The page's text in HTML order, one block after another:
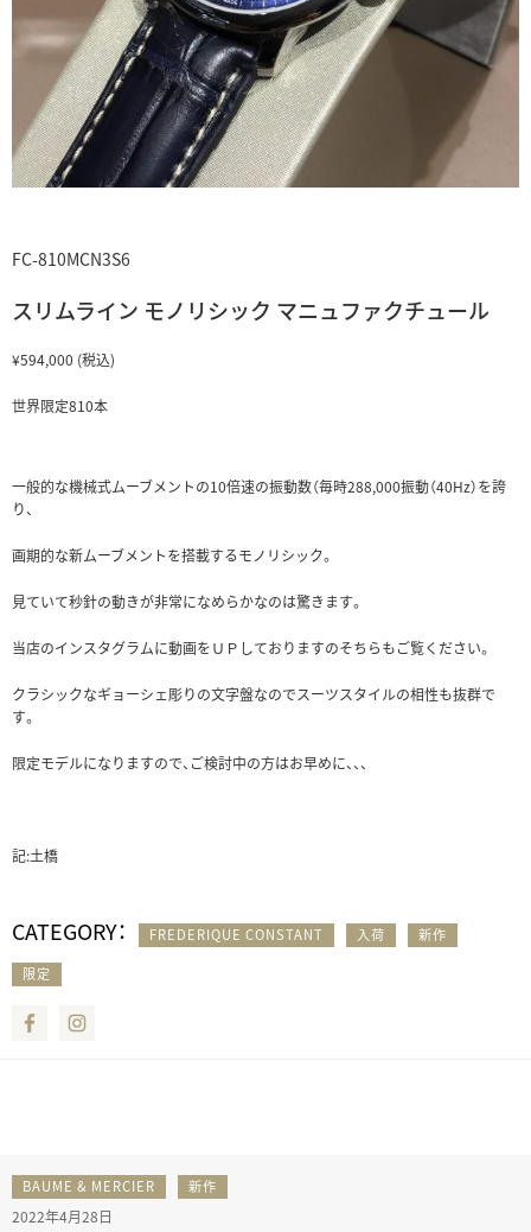
FC-810MCN3S6
スリムライン モノリシック マニュファクチュール
¥594,000 (税込)
世界限定810本
一般的な機械式ムーブメントの10倍速の振動数（毎時288,000振動（40Hz）を誇
り、
画期的な新ムーブメントを搭載するモノリシック。
見ていて秒針の動きが非常になめらかなのは驚きます。
当店のインスタグラムに動画をＵＰしておりますのそちらもご覧ください。
クラシックなギョーシェ彫りの文字盤なのでスーツスタイルの相性も抜群で
す。
限定モデルになりますので、ご検討中の方はお早めに、、、
記:土橋
CATEGORY： FREDERIQUE CONSTANT 入荷
新作
限定
Facebook
BAUME & MERCIER 新作
2022年4月28日